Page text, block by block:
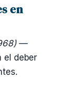
en
—
el deber